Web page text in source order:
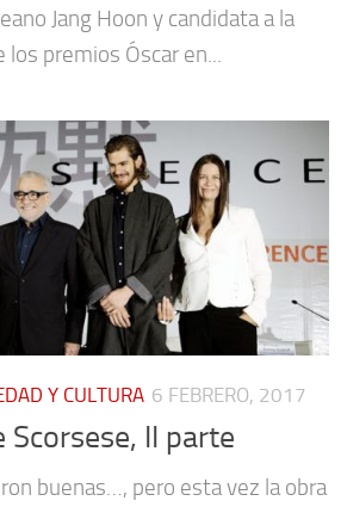
Jang Hoon y candidata a la
los premios Óscar en...
Y CULTURA 6 FEBRERO, 2017
Scorsese, II parte
buenas…, pero esta vez la obra